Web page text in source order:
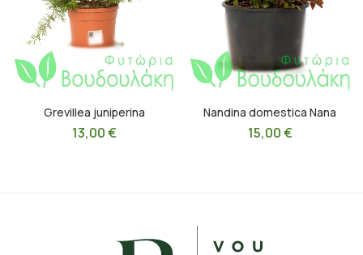
Grevillea juniperina
13,00€
Nandina domestica Nana
15,00€